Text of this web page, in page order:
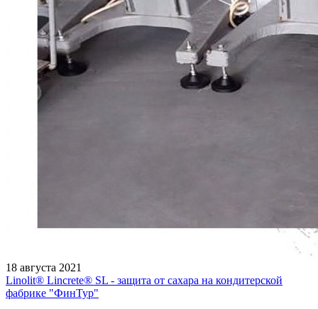
18 августа 2021
Linolit®️ Lincrete®️ SL - защита от сахара на кондитерской
фабрике "ФинТур"